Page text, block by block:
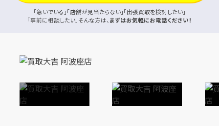
「急いでいる」「店舗が見当たらない」「出張買取を検討したい」
「事前に相談したい」そんな方は、まずはお気軽にお電話ください！